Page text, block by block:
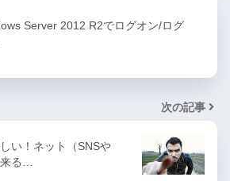
Server 2012 R2でログオン/ログ
次の記事
い！ネット（SNSや
る…